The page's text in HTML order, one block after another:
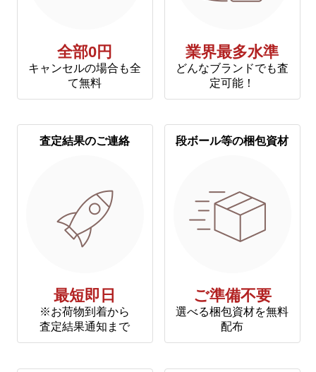
全部0円
キャンセルの場合も全
て無料
業界最多水準
どんなブランドでも査
定可能！
査定結果のご連絡
最短即日
※お荷物到着から
査定結果通知まで
段ボール等の梱包資材
ご準備不要
選べる梱包資材を無料
配布